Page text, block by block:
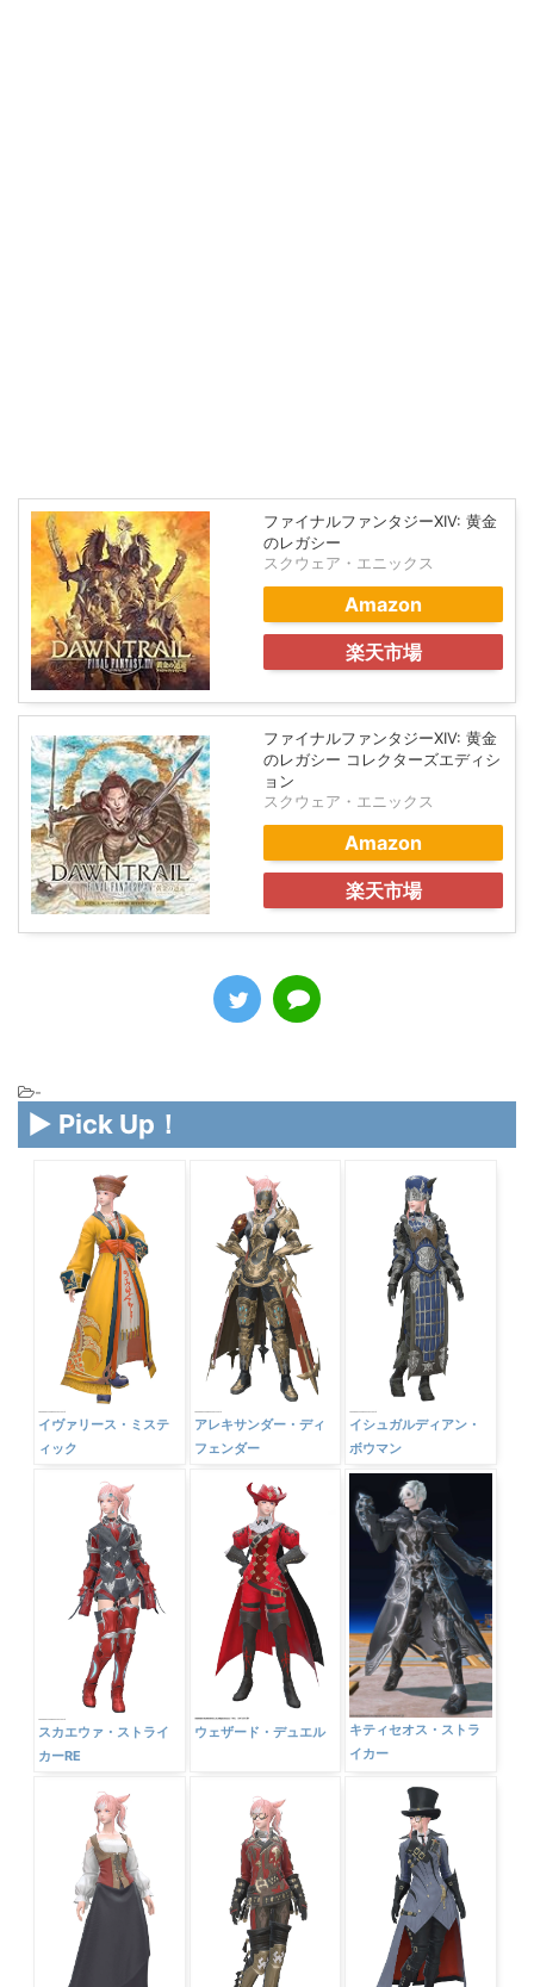
ファイナルファンタジーXIV: 黄金
のレガシー
スクウェア・エニックス
Amazon
楽天市場
ファイナルファンタジーXIV: 黄金
のレガシー コレクターズエディシ
ョン
スクウェア・エニックス
Amazon
楽天市場
-
▶ Pick Up！
イヴァリース・ミステ
ィック
アレキサンダー・ディ
フェンダー
イシュガルディアン・
ボウマン
スカエウァ・ストライ
カーRE
ウェザード・デュエル
キティセオス・ストラ
イカー